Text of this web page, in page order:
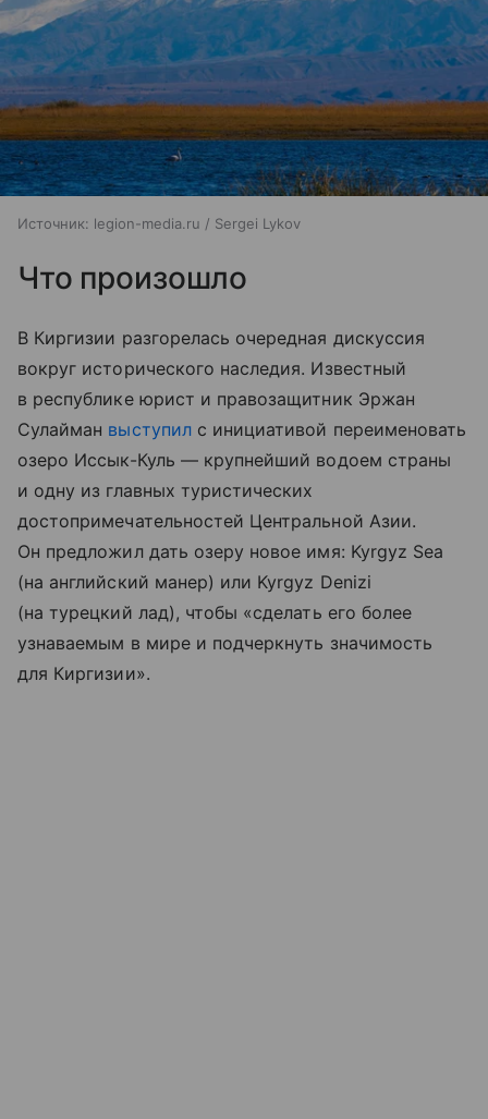
Источник: legion-media.ru / Sergei Lykov
Что произошло
В Киргизии разгорелась очередная дискуссия
вокруг исторического наследия. Известный
в республике юрист и правозащитник Эржан
Сулайман выступилс инициативой переименовать
озеро Иссык-Куль — крупнейший водоем страны
и одну из главных туристических
достопримечательностей Центральной Азии.
Он предложил дать озеру новое имя: Kyrgyz Sea
(на английский манер) или Kyrgyz Denizi
(на турецкий лад), чтобы «сделать его более
узнаваемым в мире и подчеркнуть значимость
для Киргизии».